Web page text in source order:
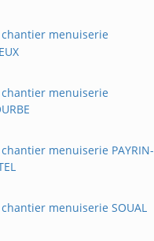
menuiserie
menuiserie
menuiserie PAYRIN-
menuiserie SOUAL